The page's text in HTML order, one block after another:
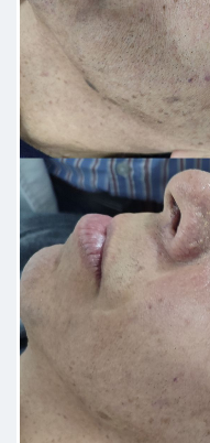
Excelente
profesional
prestados .